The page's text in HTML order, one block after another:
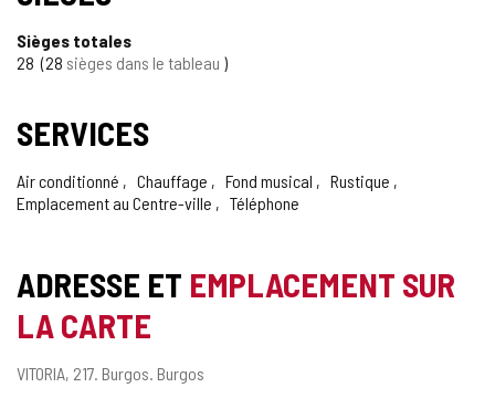
Sièges totales
28 28 sièges dans le tableau
SERVICES
Air conditionné Chauffage Fond musical
Rustique
Emplacement au Centre-ville
Téléphone
ADRESSE ET EMPLACEMENT SUR
LA CARTE
Adresse
VITORIA, 217. Burgos. Burgos